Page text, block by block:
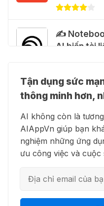
hướng dẫn
🍎 Claude
15 Thg 07
🎁 Hướng
Business
✍️
AI biến tài
👗
thành phim
💻
thông minh
Tận dụng sức
thông minh hơn,
AI không còn là
AIAppVn giúp bạn
nghiệm những ứng
ưu công việc và cuộc